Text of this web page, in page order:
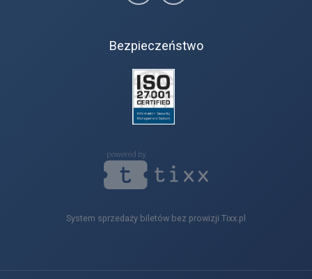
Bezpieczeństwo
System sprzedaży biletów bez prowizji Tixx.pl